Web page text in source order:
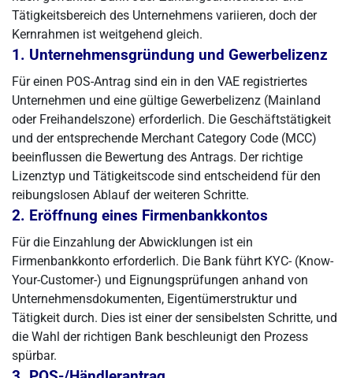
Tätigkeitsbereich des Unternehmens variieren, doch der
Kernrahmen ist weitgehend gleich.
1. Unternehmensgründung und Gewerbelizenz
Für einen POS-Antrag sind ein in den VAE registriertes
Unternehmen und eine gültige Gewerbelizenz (Mainland
oder Freihandelszone) erforderlich. Die Geschäftstätigkeit
und der entsprechende Merchant Category Code (MCC)
beeinflussen die Bewertung des Antrags. Der richtige
Lizenztyp und Tätigkeitscode sind entscheidend für den
reibungslosen Ablauf der weiteren Schritte.
2. Eröffnung eines Firmenbankkontos
Für die Einzahlung der Abwicklungen ist ein
Firmenbankkonto erforderlich. Die Bank führt KYC- (Know-
Your-Customer-) und Eignungsprüfungen anhand von
Unternehmensdokumenten, Eigentümerstruktur und
Tätigkeit durch. Dies ist einer der sensibelsten Schritte, und
die Wahl der richtigen Bank beschleunigt den Prozess
spürbar.